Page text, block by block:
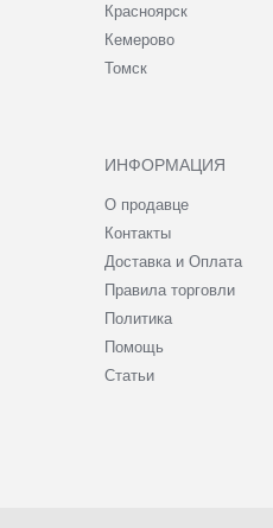
Красноярск
Кемерово
Томск
ИНФОРМАЦИЯ
О продавце
Контакты
Доставка и Оплата
Правила торговли
Политика
Помощь
Статьи